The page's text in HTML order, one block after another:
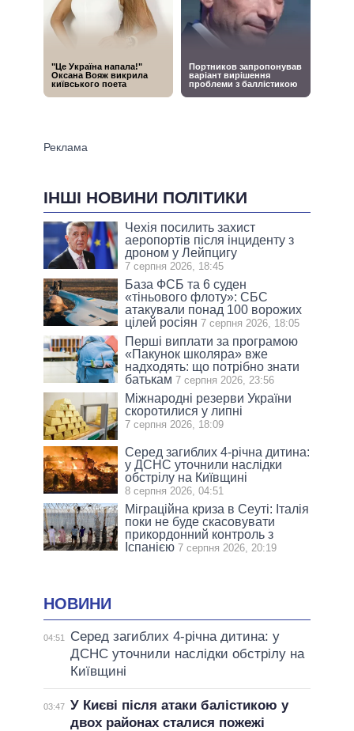
ІНШІ НОВИНИ ПОЛІТИКИ
Чехія посилить захист
аеропортів після інциденту з
дроном у Лейпцигу
7 серпня 2026, 18:45
База ФСБ та 6 суден
«тіньового флоту»: СБС
атакували понад 100 ворожих
цілей росіян 7 серпня 2026, 18:05
Перші виплати за програмою
«Пакунок школяра» вже
надходять: що потрібно знати
батькам 7 серпня 2026, 23:56
Міжнародні резерви України
скоротилися у липні
7 серпня 2026, 18:09
Серед загиблих 4-річна дитина:
у ДСНС уточнили наслідки
обстрілу на Київщині
8 серпня 2026, 04:51
Міграційна криза в Сеуті: Італія
поки не буде скасовувати
прикордонний контроль з
Іспанією 7 серпня 2026, 20:19
НОВИНИ
04:51
Серед загиблих 4-річна дитина: у
ДСНС уточнили наслідки обстрілу на
Київщині
03:47 У Києві після атаки балістикою у
двох районах сталися пожежі